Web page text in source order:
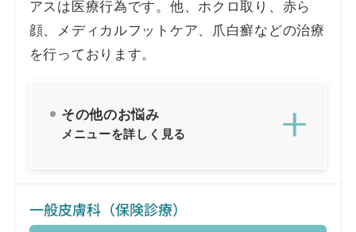
アスは医療行為です。他、ホクロ取り、赤ら
顔、メディカルフットケア、爪白癬などの治療
を行っております。
その他のお悩み
メニューを詳しく見る
一般皮膚科（保険診療）